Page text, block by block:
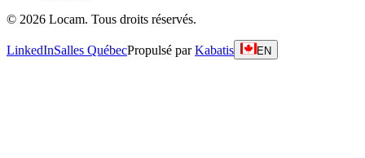
© 2026 Locam. Tous droits réservés.
LinkedInSalles QuébecPropulsé par Kabatis EN